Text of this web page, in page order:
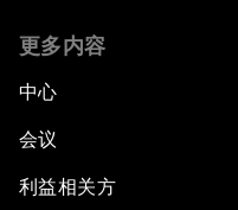
更多内容
中心
会议
利益相关方